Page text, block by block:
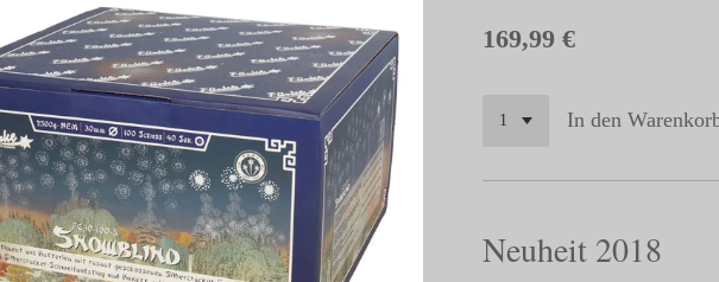
169,99 €
In den
Neuheit 2018